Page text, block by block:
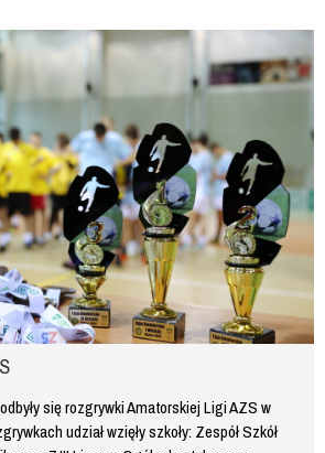
się rozgrywki Amatorskiej Ligi AZS w
udział wzięły szkoły: Zespół Szkół